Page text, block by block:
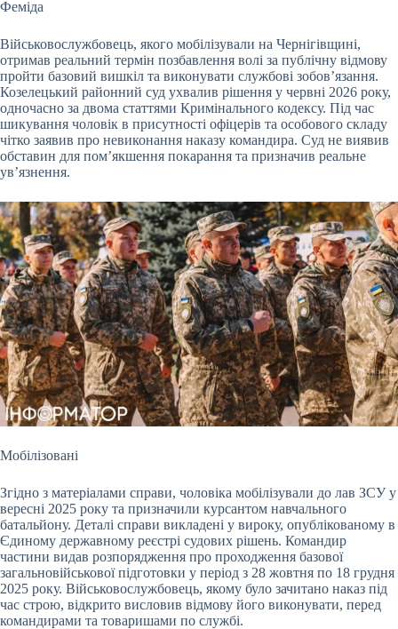
Феміда
Військовослужбовець, якого мобілізували на Чернігівщині,
отримав реальний термін позбавлення волі за публічну відмову
пройти базовий вишкіл та виконувати службові зобов’язання.
Козелецький районний суд ухвалив рішення у червні 2026 року,
одночасно за двома статтями Кримінального кодексу. Під час
шикування чоловік в присутності офіцерів та особового складу
чітко заявив про невиконання наказу командира. Суд не виявив
обставин для пом’якшення покарання та призначив реальне
ув’язнення.
Мобілізовані
Згідно з матеріалами справи, чоловіка мобілізували до лав ЗСУ у
вересні 2025 року та призначили курсантом навчального
батальйону. Деталі справи викладені у вироку, опублікованому в
Єдиному державному реєстрі судових рішень. Командир
частини видав розпорядження про проходження базової
загальновійськової підготовки у період з 28 жовтня по 18 грудня
2025 року. Військовослужбовець, якому було зачитано наказ під
час строю, відкрито висловив відмову його виконувати, перед
командирами та товаришами по службі.